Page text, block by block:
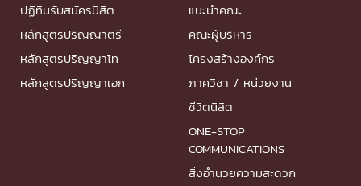
ปฏิทินรับสมัครนิสิต
หลักสูตรปริญญาตรี
หลักสูตรปริญญาโท
หลักสูตรปริญญาเอก
แนะนำคณะ
คณะผู้บริหาร
โครงสร้างองค์กร
ภาควิชา / หน่วยงาน
ชีวิตนิสิต
ONE-STOP
COMMUNICATIONS
สิ่งอำนวยความสะดวก